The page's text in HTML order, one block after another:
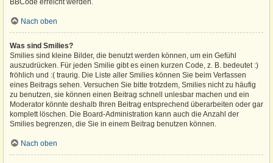
BBCode erreicht werden.
Nach oben
Was sind Smilies?
Smilies sind kleine Bilder, die benutzt werden können, um ein Gefühl
auszudrücken. Für jeden Smilie gibt es einen kurzen Code, z. B. bedeutet :)
fröhlich und :( traurig. Die Liste aller Smilies können Sie beim Verfassen
eines Beitrags sehen. Versuchen Sie bitte trotzdem, Smilies nicht zu häufig
zu benutzen, sie können einen Beitrag schnell unlesbar machen und ein
Moderator könnte deshalb Ihren Beitrag entsprechend überarbeiten oder gar
komplett löschen. Die Board-Administration kann auch die Anzahl der
Smilies begrenzen, die Sie in einem Beitrag benutzen können.
Nach oben